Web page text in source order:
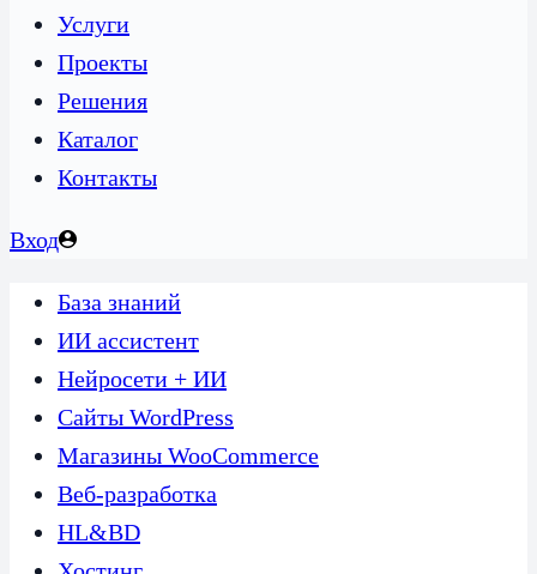
Услуги
Проекты
Решения
Каталог
Контакты
Вход
База знаний
ИИ ассистент
Нейросети + ИИ
Сайты WordPress
Магазины WooCommerce
Веб-разработка
HL&BD